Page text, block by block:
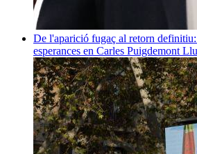
De l'aparició fugaç al retorn definitiu:
esperances en Carles Puigdemont